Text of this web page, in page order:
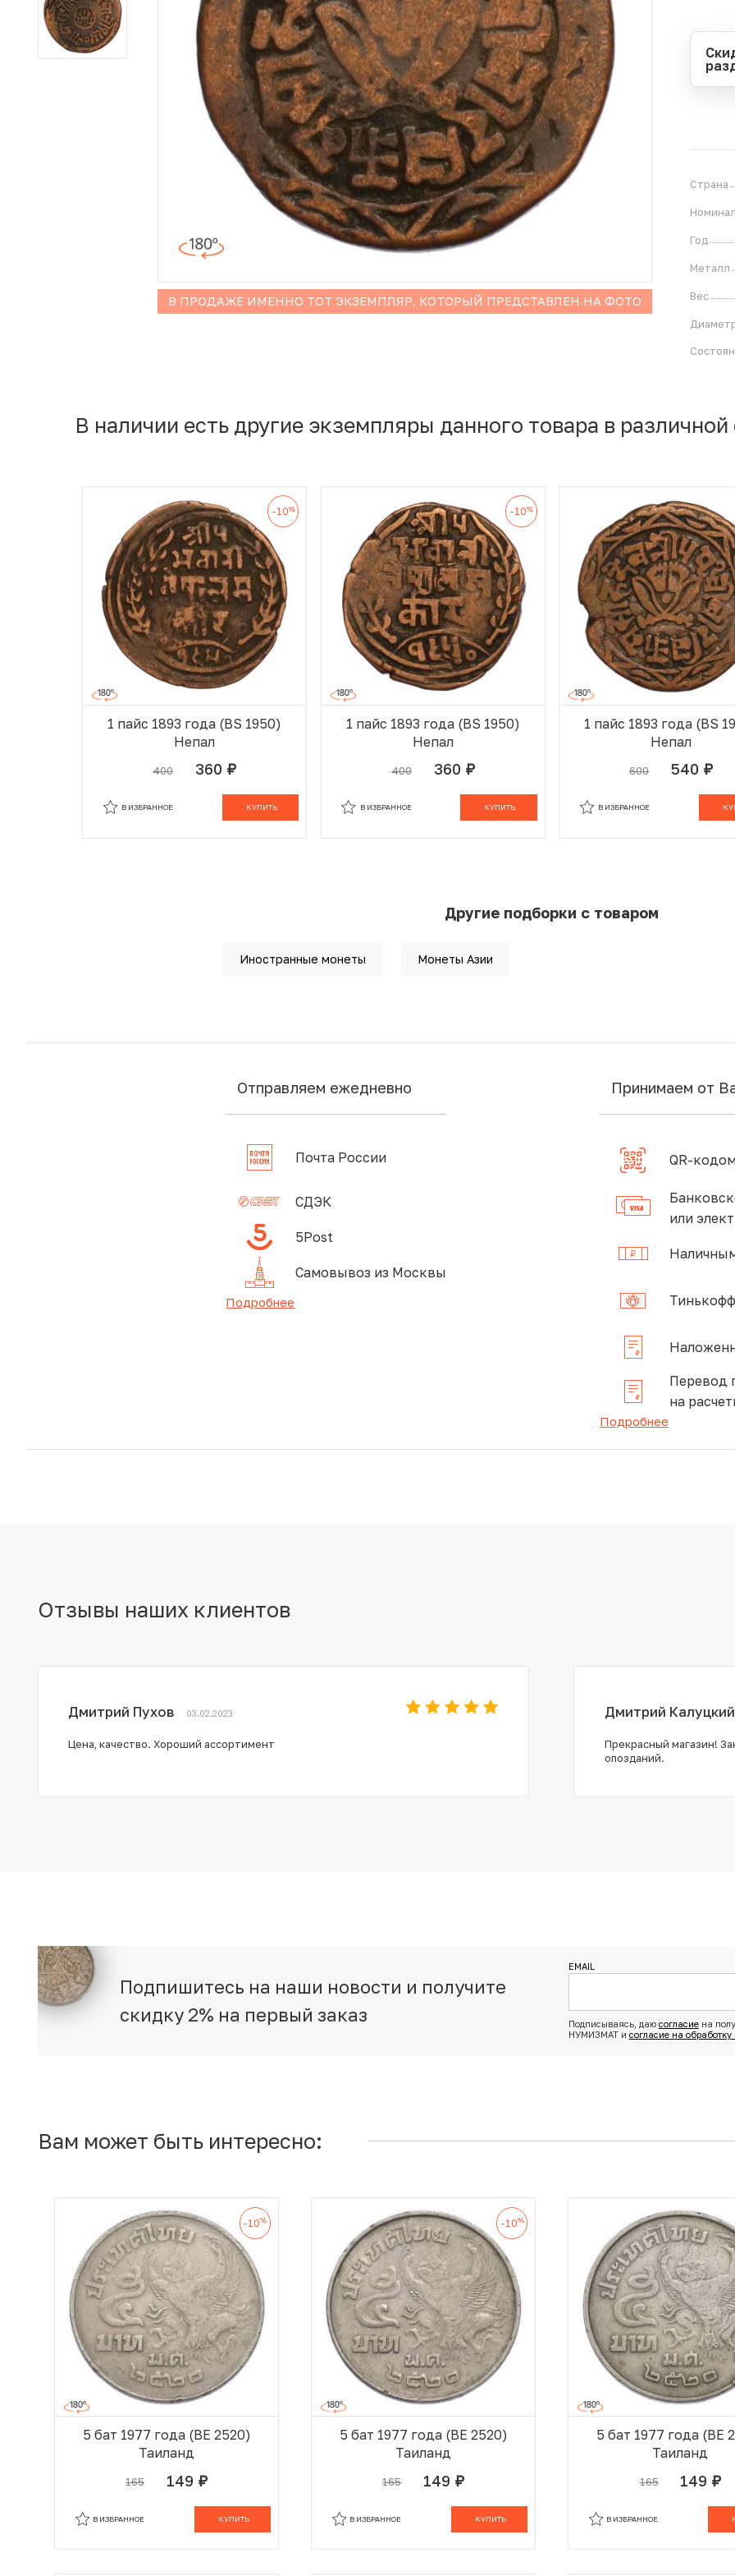
Иностранные монеты
Неофициальные выпуски монет (Unusual)
Античные и средневековые монеты
В ПРОДАЖЕ ИМЕННО ТОТ ЭКЗЕМПЛЯР, КОТОРЫЙ ПРЕДСТАВЛЕН НА ФОТО
Страна
Номинал
Год
Металл
Вес
В наличии есть другие экземпляры данного товара в различной
-10%
1 пайс 1893 года (BS 1950)
Непал
400 360 руб.
КУПИТЬ
В ИЗБРАННОЕ
-10%
1 пайс 1893 года (BS 1950)
Непал
400 360 руб.
КУПИТЬ
В ИЗБРАННОЕ
1 пайс 1893 года (BS
Непал
600 540 руб.
В ИЗБРАННОЕ
Другие подборки с товаром
Иностранные монеты Монеты Азии
Отправляем ежедневно
Почта России
СДЭК
5Post
Самовывоз из Москвы
Подробнее
Принимаем от
QR-
или
Перевод
на
Подробнее
Отзывы наших клиентов
Дмитрий Пухов 03.02.2023
Цена, качество. Хороший ассортимент
Дмитрий Калуцкий
Прекрасный магазин!
опозданий.
Подпишитесь на наши новости и получите
скидку 2% на первый заказ
EMAIL
Подписываясь, даю согласиена
НУМИЗМАТ и согласие на
Вам может быть интересно:
-10%
5 бат 1977 года (BE 2520)
Таиланд
165 149 руб.
КУПИТЬ
В ИЗБРАННОЕ
-10%
5 бат 1977 года (BE 2520)
Таиланд
165 149 руб.
КУПИТЬ
В ИЗБРАННОЕ
5 бат 1977 года (BE
Таиланд
165 149 руб.
В ИЗБРАННОЕ